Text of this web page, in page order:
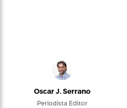
Oscar J. Serrano
Periodista Editor